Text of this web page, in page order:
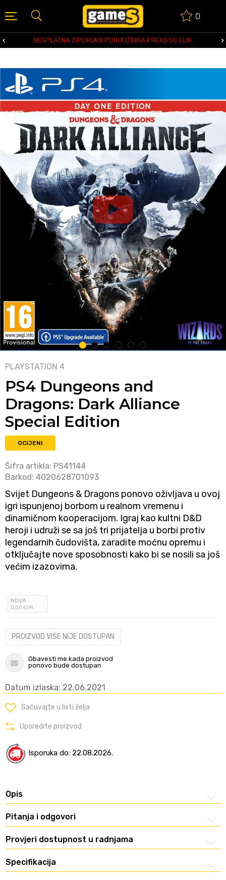
0
BESPLATNA ISPORUKA PORUDŽBINA PREKO 50 EUR
1 2 3 4 5 6
PLAYSTATION 4
PS4 Dungeons and
Dragons: Dark Alliance
Special Edition
OCIJENI
Šifra artikla: PS41144
Barkod: 4020628701093
Svijet Dungeons & Dragons ponovo oživljava u ovoj
igri ispunjenoj borbom u realnom vremenu i
dinamičnom kooperacijom. Igraj kao kultni D&D
heroji i udruži se sa još tri prijatelja u borbi protiv
legendarnih čudovišta, zaradite moćnu opremu i
otključajte nove sposobnosti kako bi se nosili sa još
većim izazovima.
NOVA
0,00 EUR
PROIZVOD VIŠE NIJE DOSTUPAN
Obavesti me kada proizvod
ponovo bude dostupan
Datum izlaska: 22.06.2021
Sačuvajte u listi želja
Uporedite proizvod
Isporuka do: 22.08.2026.
Opis
Pitanja i odgovori
Provjeri dostupnost u radnjama
Specifikacija